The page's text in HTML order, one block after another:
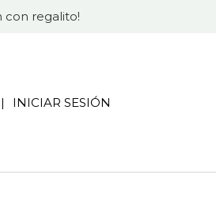
con regalito!
INICIAR SESIÓN